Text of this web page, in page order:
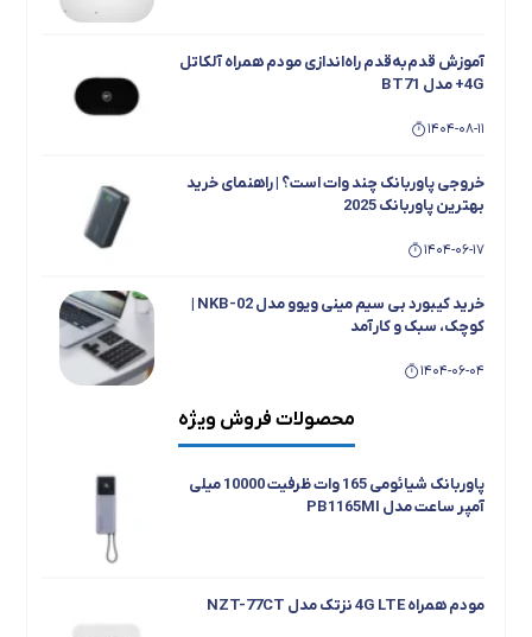
آموزش قدم‌به‌قدم راه‌اندازی مودم همراه آلکاتل
4G+ مدل BT71
1404-08-11
خروجی پاوربانک چند وات است؟ | راهنمای خرید
بهترین پاوربانک 2025
1404-06-17
خرید کیبورد بی سیم مینی ویوو مدل NKB-02 |
کوچک، سبک و کارآمد
1404-06-04
با دستگیره هوشمند نایتانیکس(Nitanix)،
امنیت را در دستان خود داشته باشید
1404-01-20
محصولات فروش ویژه
پاوربانک شیائومی 165 وات ظرفیت 10000 میلی
آمپر ساعت مدل PB1165MI
مودم همراه 4G LTE نزتک مدل NZT-77CT